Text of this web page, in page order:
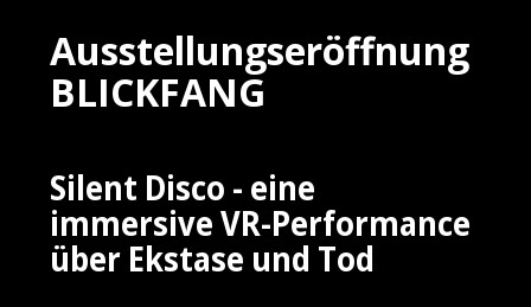
Ausstellungseröffnung
BLICKFANG
Silent Disco - eine
immersive VR-Performance
über Ekstase und Tod